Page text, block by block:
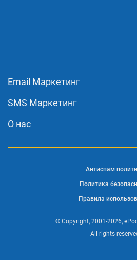
Email Маркетинг
SMS Маркетинг
О нас
© Copyright, 2001-2026,
All rights
Антиспам
Политика
Правила